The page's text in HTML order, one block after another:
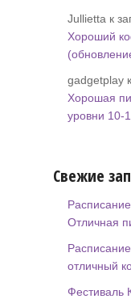
Jullietta к
Хороший
gadgetplay
Хорошая
уровни 10-
Свежие
Отличная
отличный
Фестиваль